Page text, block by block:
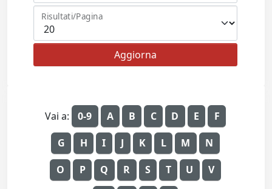
Risultati/Pagina
Vai a: 0-9 A B C D E F
G H I J K L M N
O P Q R S T U V